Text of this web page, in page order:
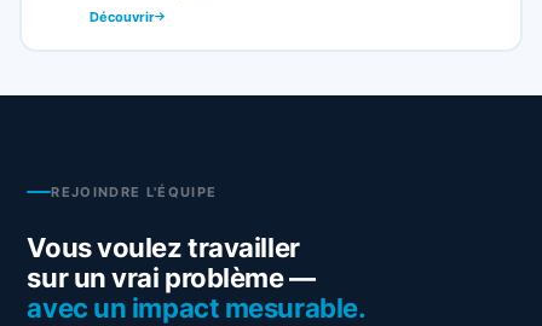
Découvrir
REJOINDRE L'ÉQUIPE
Vous voulez travailler
sur un vrai problème —
avec un impact mesurable.